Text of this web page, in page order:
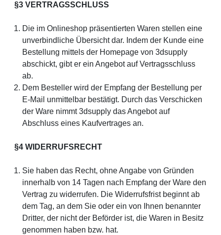
§3 VERTRAGSSCHLUSS
Die im Onlineshop präsentierten Waren stellen eine
unverbindliche Übersicht dar. Indem der Kunde eine
Bestellung mittels der Homepage von 3dsupply
abschickt, gibt er ein Angebot auf Vertragsschluss
ab.
Dem Besteller wird der Empfang der Bestellung per
E-Mail unmittelbar bestätigt. Durch das Verschicken
der Ware nimmt 3dsupply das Angebot auf
Abschluss eines Kaufvertrages an.
§4 WIDERRUFSRECHT
Sie haben das Recht, ohne Angabe von Gründen
innerhalb von 14 Tagen nach Empfang der Ware den
Vertrag zu widerrufen. Die Widerrufsfrist beginnt ab
dem Tag, an dem Sie oder ein von Ihnen benannter
Dritter, der nicht der Beförder ist, die Waren in Besitz
genommen haben bzw. hat.